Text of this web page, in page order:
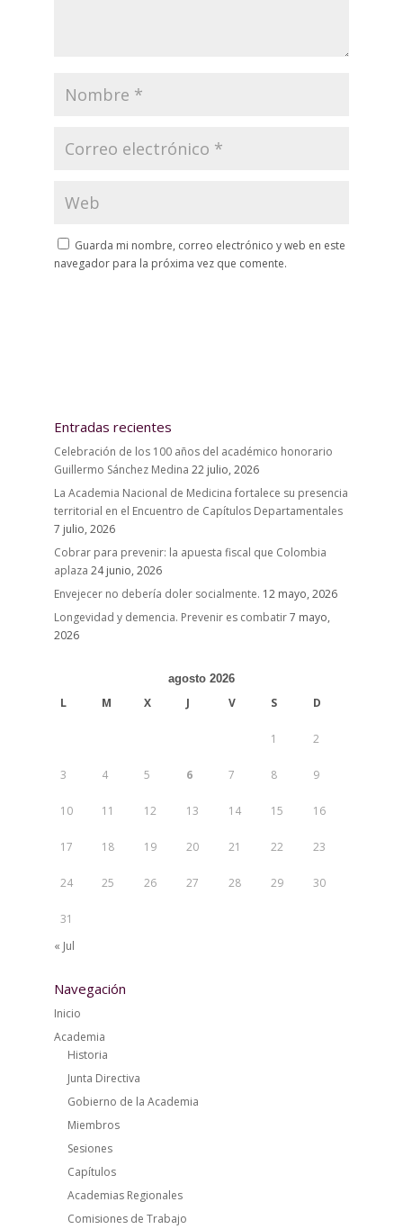
Guarda mi nombre, correo electrónico y web en este
navegador para la próxima vez que comente.
Entradas recientes
Celebración de los 100 años del académico honorario
Guillermo Sánchez Medina 22 julio, 2026
La Academia Nacional de Medicina fortalece su presencia
territorial en el Encuentro de Capítulos Departamentales
7 julio, 2026
Cobrar para prevenir: la apuesta fiscal que Colombia
aplaza 24 junio, 2026
Envejecer no debería doler socialmente. 12 mayo, 2026
Longevidad y demencia. Prevenir es combatir7 mayo,
2026
agosto 2026
L M X J V S D
1 2
3 4 5 6 7 8 9
10 11 12 13 14 15 16
17 18 19 20 21 22 23
24 25 26 27 28 29 30
31
« Jul
Navegación
Inicio
Academia
Historia
Junta Directiva
Gobierno de la Academia
Miembros
Sesiones
Capítulos
Academias Regionales
Comisiones de Trabajo